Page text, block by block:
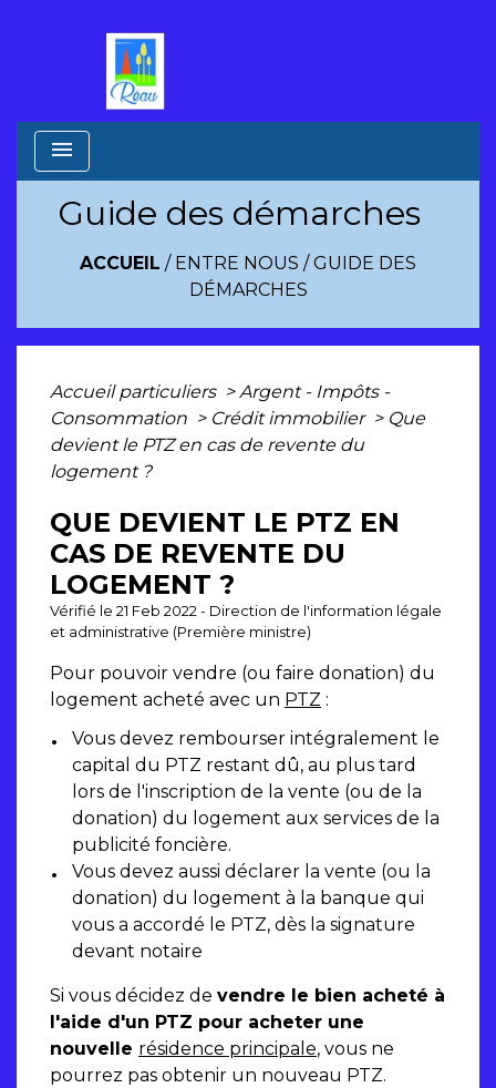
menu
Guide des démarches
ACCUEIL / ENTRE NOUS /GUIDE DES
DÉMARCHES
Accueil particuliers > Argent - Impôts -
Consommation > Crédit immobilier > Que
devient le PTZ en cas de revente du
logement ?
QUE DEVIENT LE PTZ EN
CAS DE REVENTE DU
LOGEMENT ?
Vérifié le 21 Feb 2022 - Direction de l'information légale
et administrative (Première ministre)
Pour pouvoir vendre (ou faire donation) du
logement acheté avec un PTZ :
Vous devez rembourser intégralement le
capital du PTZ restant dû, au plus tard
lors de l'inscription de la vente (ou de la
donation) du logement aux services de la
publicité foncière.
Vous devez aussi déclarer la vente (ou la
donation) du logement à la banque qui
vous a accordé le PTZ, dès la signature
devant notaire
Si vous décidez de vendre le bien acheté à
l'aide d'un PTZ pour acheter une
nouvelle résidence principale, vous ne
pourrez pas obtenir un nouveau PTZ.